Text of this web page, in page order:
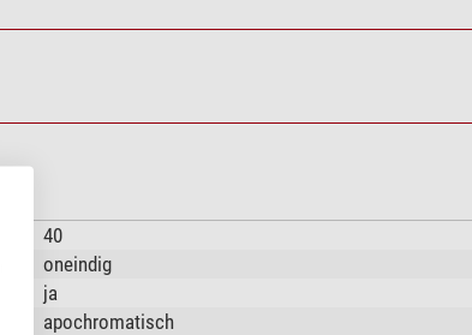
40
oneindig
ja
apochromatisch